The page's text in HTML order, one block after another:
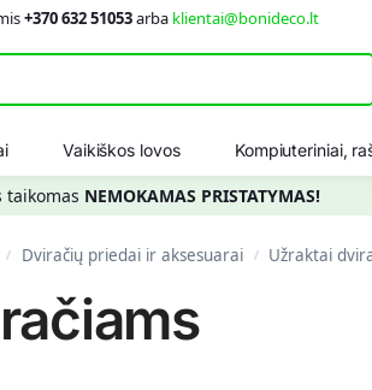
+370 632 51053arba klientai@bonideco.lt
Vaikiškos lovos Kompiuteriniai,
taikomas NEMOKAMAS PRISTATYMAS!
/ Dviračių priedai ir aksesuarai / Užraktai